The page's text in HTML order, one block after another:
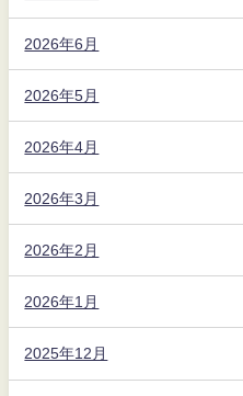
2026年6月
2026年5月
2026年4月
2026年3月
2026年2月
2026年1月
2025年12月